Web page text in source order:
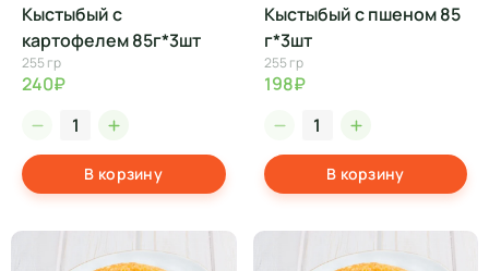
Кыстыбый с
картофелем 85г*3шт
255 гр
240₽
В корзину
Кыстыбый с пшеном 85
г*3шт
255 гр
198₽
В корзину